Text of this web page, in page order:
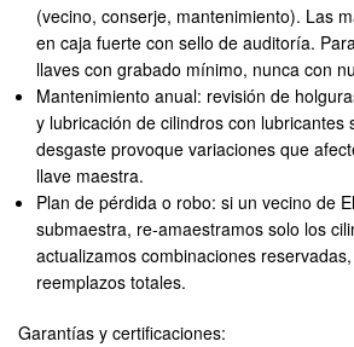
(vecino, conserje, mantenimiento). Las
en caja fuerte con sello de auditoría.
llaves con grabado mínimo, nunca con
Mantenimiento anual: revisión de
y lubricación de cilindros con lubricantes
desgaste provoque variaciones que
llave maestra.
Plan de pérdida o robo: si un vecino de
submaestra, re-amaestramos solo los
actualizamos combinaciones
reemplazos totales.
Garantías y certificaciones: